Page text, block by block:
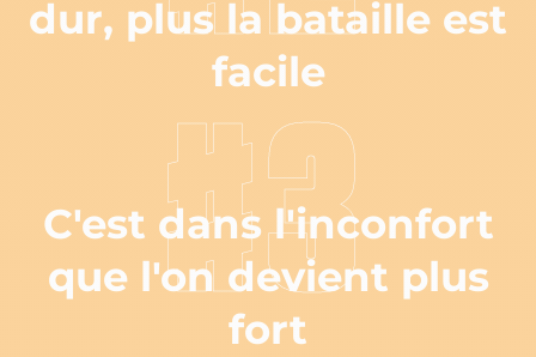
dur, plus la bataille est
facile
#3
C'est dans l'inconfort
que l'on devient plus
fort